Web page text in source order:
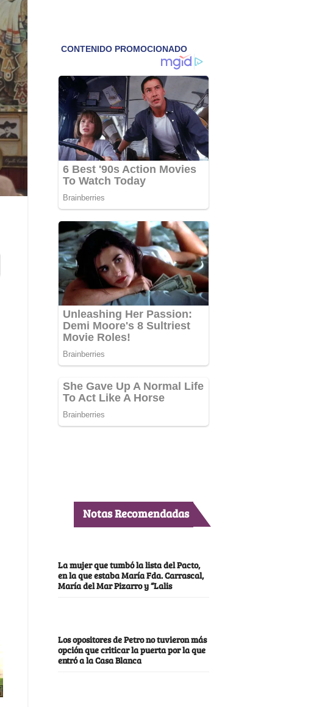
Notas Recomendadas
La mujer que tumbó la lista del Pacto,
en la que estaba María Fda. Carrascal,
María del Mar Pizarro y “Lalis
Los opositores de Petro no tuvieron más
opción que criticar la puerta por la que
entró a la Casa Blanca